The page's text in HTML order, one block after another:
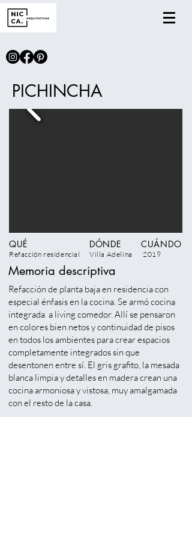
PICHINCHA
QUÉ DÓNDE CUÁNDO
Refacción residencial Villa Adelina 2019
Memoria descriptiva
Refacción de planta baja en residencia con
especial énfasis en la cocina. Se armó cocina
integrada a living comedor. Allí se pensaron
en colores bien netos y continuidad de pisos
en todos los ambientes para crear espacios
completamente integrados sin que
desentonen entre sí. El gris grafito, la mesada
blanca limpia y detalles en madera crean una
cocina armoniosa y vistosa, muy amalgamada
con el resto de la casa.